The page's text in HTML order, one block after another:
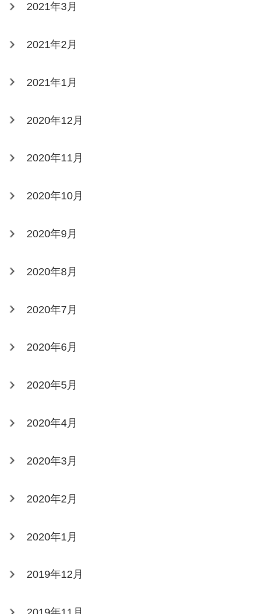
2021年3月
2021年2月
2021年1月
2020年12月
2020年11月
2020年10月
2020年9月
2020年8月
2020年7月
2020年6月
2020年5月
2020年4月
2020年3月
2020年2月
2020年1月
2019年12月